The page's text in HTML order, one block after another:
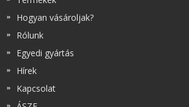
SIMÍTÓZÁRAS TASAK
Hogyan vásároljak?
Rólunk
Egyedi gyártás
Hírek
Kapcsolat